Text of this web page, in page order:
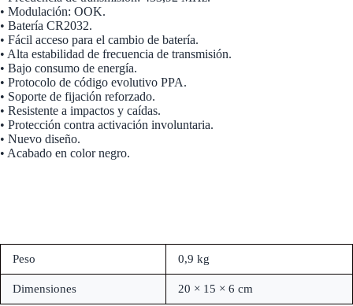
• Modulación: OOK.
• Batería CR2032.
• Fácil acceso para el cambio de batería.
• Alta estabilidad de frecuencia de transmisión.
• Bajo consumo de energía.
• Protocolo de código evolutivo PPA.
• Soporte de fijación reforzado.
• Resistente a impactos y caídas.
• Protección contra activación involuntaria.
• Nuevo diseño.
• Acabado en color negro.
Peso 0,9 kg
Dimensiones 20 × 15 × 6 cm